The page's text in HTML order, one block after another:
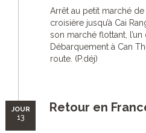
Arrêt au petit marché
croisière jusqu’à Cai
son marché flottant,
Débarquement à Can
route. (P.déj)
JOUR
13
Retour en